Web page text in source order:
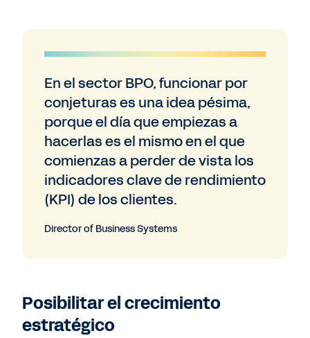
En el sector BPO, funcionar por
conjeturas es una idea pésima,
porque el día que empiezas a
hacerlas es el mismo en el que
comienzas a perder de vista los
indicadores clave de rendimiento
(KPI) de los clientes.
Director of Business Systems
Posibilitar el crecimiento
estratégico